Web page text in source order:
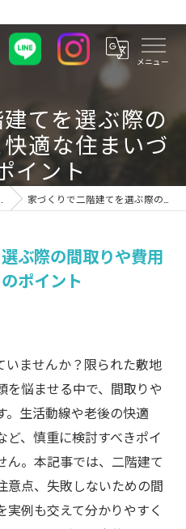
てを選ぶ際の
適な住まいづ
イント
家づくりで二階建てを選ぶ際の間取りや費用と快適な住まいづくりのポイント
ぶ際の間取りや費用
ポイント
いませんか？限られた敷地
悩ませる中で、間取りや
。生活動線や老後の快適
、慎重に検討すべきポイ
ん。本記事では、二階建て
意点、失敗しないための間
例も交えて分かりやすく